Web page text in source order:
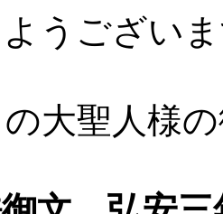
うござい
大聖人様